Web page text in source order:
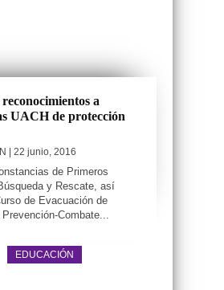
a
UACH de protección
| 22 junio, 2016
de Primeros
y Rescate, así
de Evacuación de
Prevención-Combate...
EDUCACIÓN